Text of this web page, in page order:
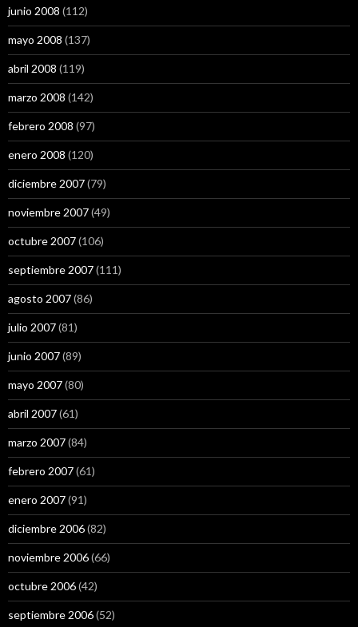
junio 2008 (112)
mayo 2008 (137)
abril 2008 (119)
marzo 2008 (142)
febrero 2008 (97)
enero 2008 (120)
diciembre 2007(79)
noviembre 2007(49)
octubre 2007(106)
septiembre 2007(111)
agosto 2007(86)
julio 2007(81)
junio 2007(89)
mayo 2007(80)
abril 2007(61)
marzo 2007(84)
febrero 2007(61)
enero 2007(91)
diciembre 2006(82)
noviembre 2006(66)
octubre 2006(42)
septiembre 2006(52)